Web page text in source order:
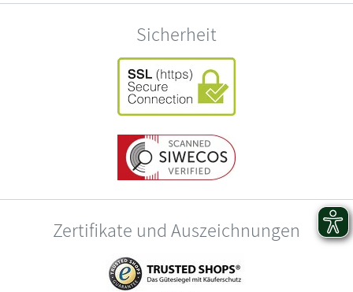
Sicherheit
Zertifikate und Auszeichnungen